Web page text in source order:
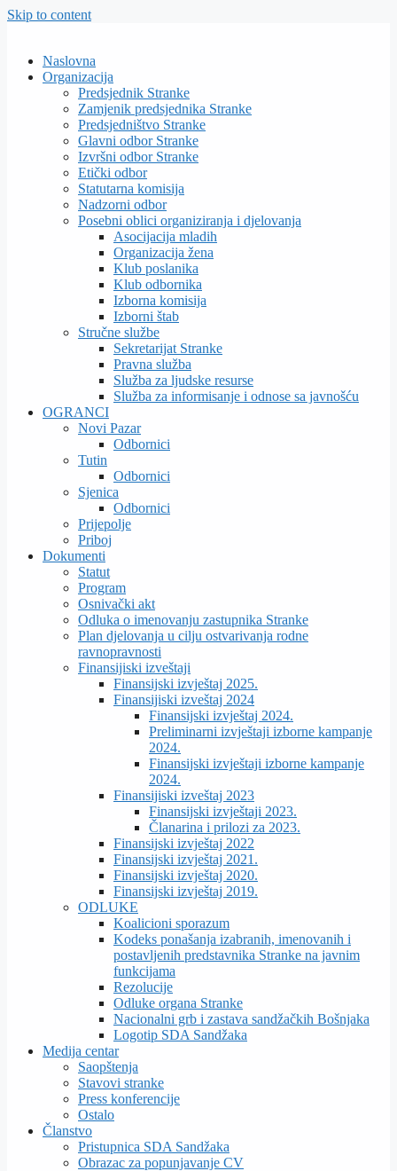
Skip to content
Naslovna
Organizacija
Predsjednik Stranke
Zamjenik predsjednika Stranke
Predsjedništvo Stranke
Glavni odbor Stranke
Izvršni odbor Stranke
Etički odbor
Statutarna komisija
Nadzorni odbor
Posebni oblici organiziranja i djelovanja
Asocijacija mladih
Organizacija žena
Klub poslanika
Klub odbornika
Izborna komisija
Izborni štab
Stručne službe
Sekretarijat Stranke
Pravna služba
Služba za ljudske resurse
Služba za informisanje i odnose sa javnošću
OGRANCI
Novi Pazar
Odbornici
Tutin
Odbornici
Sjenica
Odbornici
Prijepolje
Priboj
Dokumenti
Statut
Program
Osnivački akt
Odluka o imenovanju zastupnika Stranke
Plan djelovanja u cilju ostvarivanja rodne
ravnopravnosti
Finansijiski izveštaji
Finansijski izvještaj 2025.
Finansijiski izveštaj 2024
Finansijski izvještaj 2024.
Preliminarni izvještaji izborne kampanje
2024.
Finansijski izvještaji izborne kampanje
2024.
Finansijiski izveštaj 2023
Finansijski izvještaji 2023.
Članarina i prilozi za 2023.
Finansijski izvještaj 2022
Finansijski izvještaj 2021.
Finansijski izvještaj 2020.
Finansijski izvještaj 2019.
ODLUKE
Koalicioni sporazum
Kodeks ponašanja izabranih, imenovanih i
postavljenih predstavnika Stranke na javnim
funkcijama
Rezolucije
Odluke organa Stranke
Nacionalni grb i zastava sandžačkih Bošnjaka
Logotip SDA Sandžaka
Medija centar
Saopštenja
Stavovi stranke
Press konferencije
Ostalo
Članstvo
Pristupnica SDA Sandžaka
Obrazac za popunjavanje CV